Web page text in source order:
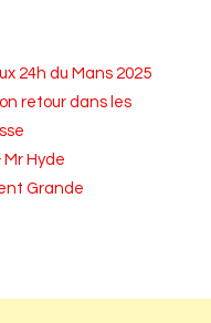
24h du Mans 2025
retour dans les
Mr Hyde
Grande